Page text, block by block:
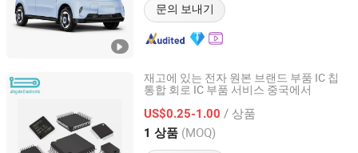
문의 보내기
재고에 있는 전자 원본 브랜드 부품 IC 칩
통합 회로 IC 부품 서비스 중국에서
US$0.25-1.00 / 상품
1 상품 (MOQ)
Shenzhen Jingxin Electronic Technology Co., Ltd.
Guangdong, China 이후 2022